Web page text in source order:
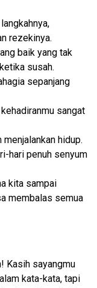
rezekinya.
baik yang tak
susah.
sepanjang
sangat
hidup.
hari penuh senyum
kita sampai
membalas semua
Kasih sayangmu
kata-kata, tapi